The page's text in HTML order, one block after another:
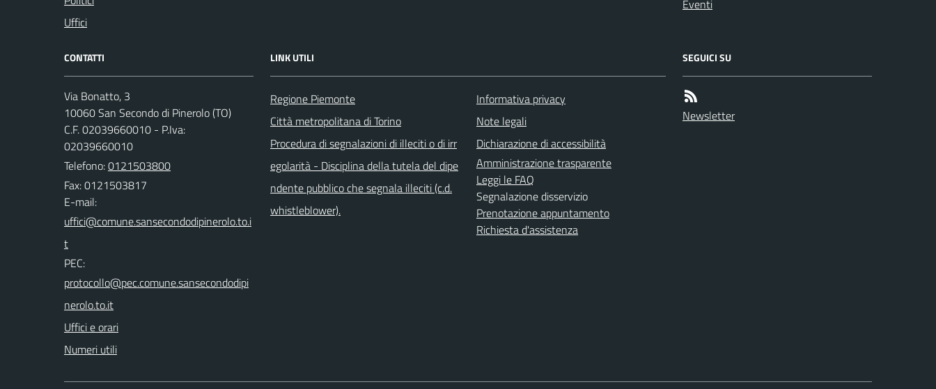
Uffici
Eventi
CONTATTI
Via Bonatto, 3
10060 San Secondo di Pinerolo (TO)
C.F. 02039660010 - P.Iva:
02039660010
Telefono:0121503800
Fax: 0121503817
E-mail:
PEC:
Uffici e orari
Numeri utili
LINK UTILI
Regione Piemonte
Città metropolitana di Torino
Procedura di segnalazioni di illeciti o di irr
egolarità - Disciplina della tutela del dipe
ndente pubblico che segnala illeciti (c.d.
whistleblower).
Informativa privacy
Note legali
Dichiarazione di accessibilità
Amministrazione trasparente
Leggi le FAQ
Segnalazione disservizio
Prenotazione appuntamento
Richiesta d'assistenza
SEGUICI SU
Newsletter